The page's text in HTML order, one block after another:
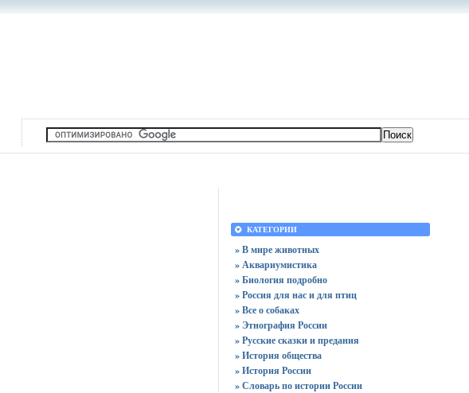
КАТЕГОРИИ
» В мире животных
» Аквариумистика
» Биология подробно
» Россия для нас и для птиц
» Все о собаках
» Этнография России
» Русские сказки и предания
» История общества
» История России
» Словарь по истории России